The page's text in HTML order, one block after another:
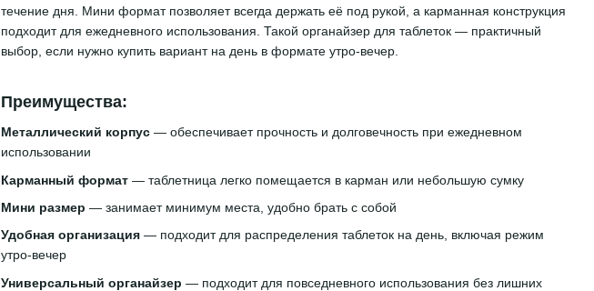
течение дня. Мини формат позволяет всегда держать её под рукой, а карманная конструкция
подходит для ежедневного использования. Такой органайзер для таблеток — практичный
выбор, если нужно купить вариант на день в формате утро-вечер.
Преимущества:
Металлический корпус — обеспечивает прочность и долговечность при ежедневном
использовании
Карманный формат — таблетница легко помещается в карман или небольшую сумку
Мини размер — занимает минимум места, удобно брать с собой
Удобная организация — подходит для распределения таблеток на день, включая режим
утро-вечер
Универсальный органайзер — подходит для повседневного использования без лишних